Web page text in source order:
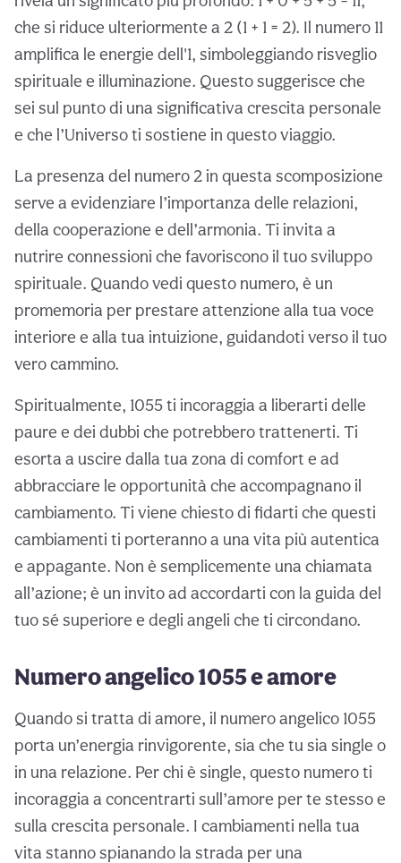
che si riduce ulteriormente a 2 (1 + 1 = 2). Il numero 11
amplifica le energie dell'1, simboleggiando risveglio
spirituale e illuminazione. Questo suggerisce che
sei sul punto di una significativa crescita personale
e che l’Universo ti sostiene in questo viaggio.
La presenza del numero 2 in questa scomposizione
serve a evidenziare l’importanza delle relazioni,
della cooperazione e dell’armonia. Ti invita a
nutrire connessioni che favoriscono il tuo sviluppo
spirituale. Quando vedi questo numero, è un
promemoria per prestare attenzione alla tua voce
interiore e alla tua intuizione, guidandoti verso il tuo
vero cammino.
Spiritualmente, 1055 ti incoraggia a liberarti delle
paure e dei dubbi che potrebbero trattenerti. Ti
esorta a uscire dalla tua zona di comfort e ad
abbracciare le opportunità che accompagnano il
cambiamento. Ti viene chiesto di fidarti che questi
cambiamenti ti porteranno a una vita più autentica
e appagante. Non è semplicemente una chiamata
all’azione; è un invito ad accordarti con la guida del
tuo sé superiore e degli angeli che ti circondano.
Numero angelico 1055 e amore
Quando si tratta di amore, il numero angelico 1055
porta un’energia rinvigorente, sia che tu sia single o
in una relazione. Per chi è single, questo numero ti
incoraggia a concentrarti sull’amore per te stesso e
sulla crescita personale. I cambiamenti nella tua
vita stanno spianando la strada per una